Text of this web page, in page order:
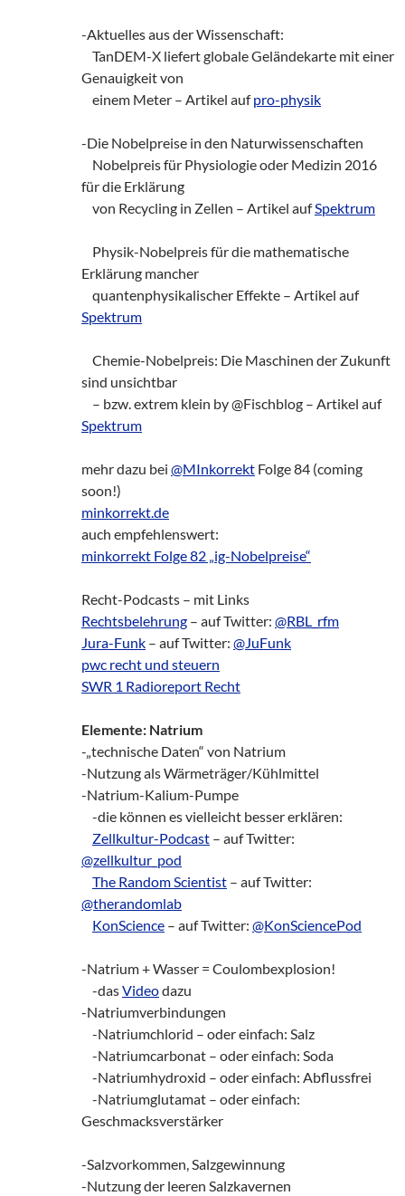
-Aktuelles aus der Wissenschaft:
TanDEM-X liefert globale Geländekarte mit einer
Genauigkeit von
einem Meter – Artikel aufpro-physik
-Die Nobelpreise in den Naturwissenschaften
Nobelpreis für Physiologie oder Medizin 2016
für die Erklärung
von Recycling in Zellen – Artikel aufSpektrum
Physik-Nobelpreis für die mathematische
Erklärung mancher
quantenphysikalischer Effekte – Artikel auf
Spektrum
Chemie-Nobelpreis: Die Maschinen der Zukunft
sind unsichtbar
– bzw. extrem klein by @Fischblog – Artikel auf
Spektrum
mehr dazu bei @MInkorrekt Folge 84 (coming
soon!)
minkorrekt.de
auch empfehlenswert:
minkorrekt Folge 82 „ig-Nobelpreise“
Recht-Podcasts – mit Links
Rechtsbelehrung – auf Twitter: @RBL_rfm
Jura-Funk – auf Twitter: @JuFunk
pwc recht und steuern
SWR 1 Radioreport Recht
Elemente: Natrium
-„technische Daten“ von Natrium
-Nutzung als Wärmeträger/Kühlmittel
-Natrium-Kalium-Pumpe
-die können es vielleicht besser erklären:
Zellkultur-Podcast – auf Twitter:
@zellkultur_pod
The Random Scientist – auf Twitter:
@therandomlab
KonScience – auf Twitter: @KonSciencePod
-Natrium + Wasser = Coulombexplosion!
-dasVideodazu
-Natriumverbindungen
-Natriumchlorid – oder einfach: Salz
-Natriumcarbonat – oder einfach: Soda
-Natriumhydroxid – oder einfach: Abflussfrei
-Natriumglutamat – oder einfach:
Geschmacksverstärker
-Salzvorkommen, Salzgewinnung
-Nutzung der leeren Salzkavernen